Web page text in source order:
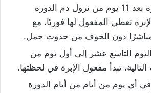
إذا تم أخذ الإبرة بعد 11 يوم من نزول دم الدورة
تعطي المفعول لها فوريًا، مع
مباشرًا دون الخوف من حدوث حمل.
اليوم التاسع عشر إلى أول يوم من
التالية، تبدأ مفعول الإبرة في لحظتها.
في أي يوم من أيام من أيام الدورة